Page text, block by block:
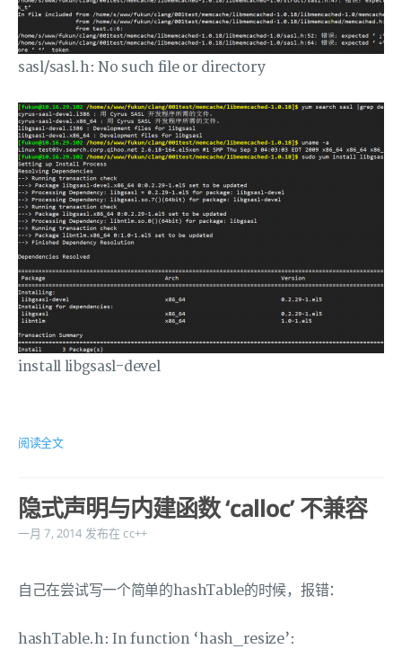
sasl/sasl.h: No such file or directory
install libgsasl-devel
阅读全文
隐式声明与内建函数 ‘calloc’ 不兼容
一月 7, 2014 发布在 cc++
自己在尝试写一个简单的hashTable的时候，报错：
hashTable.h: In function ‘hash_resize’: